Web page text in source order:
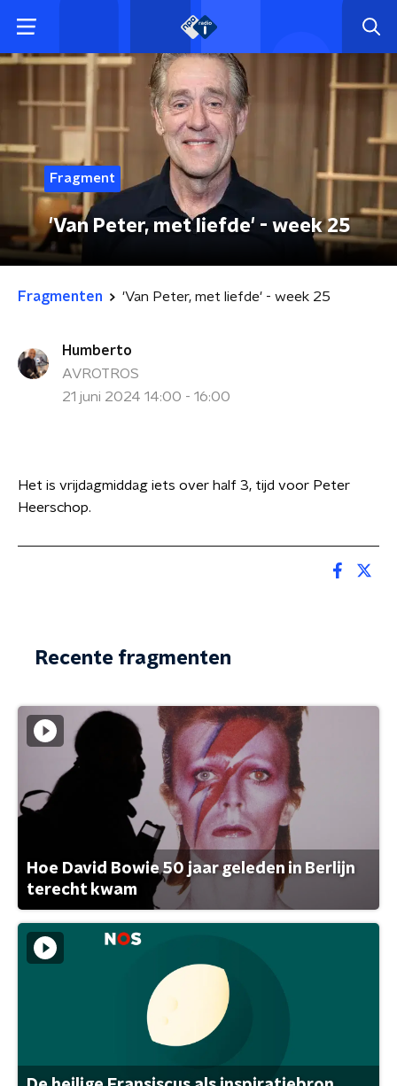
Fragment
'Van Peter, met liefde' - week 25
Fragmenten 'Van Peter, met liefde' - week 25
Humberto
AVROTROS
21 juni 2024 14:00 - 16:00
Het is vrijdagmiddag iets over half 3, tijd voor Peter
Heerschop.
Recente fragmenten
Hoe David Bowie 50 jaar geleden in Berlijn
terecht kwam